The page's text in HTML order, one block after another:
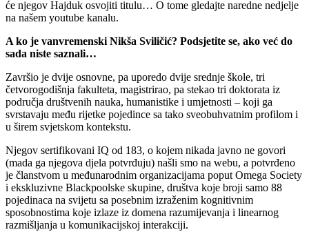
će njegov Hajduk osvojiti titulu… O tome gledajte naredne nedjelje
na našem youtube kanalu.
A ko je vanvremenski Nikša Sviličić? Podsjetite se, ako već do
sada niste saznali…
Završio je dvije osnovne, pa uporedo dvije srednje škole, tri
četvorogodišnja fakulteta, magistrirao, pa stekao tri doktorata iz
područja društvenih nauka, humanistike i umjetnosti – koji ga
svrstavaju među rijetke pojedince sa tako sveobuhvatnim profilom i
u širem svjetskom kontekstu.
Njegov sertifikovani IQ od 183, o kojem nikada javno ne govori
(mada ga njegova djela potvrđuju) našli smo na webu, a potvrđeno
je članstvom u međunarodnim organizacijama poput Omega Society
i ekskluzivne Blackpoolske skupine, društva koje broji samo 88
pojedinaca na svijetu sa posebnim izraženim kognitivnim
sposobnostima koje izlaze iz domena razumijevanja i linearnog
razmišljanja u komunikacijskoj interakciji.